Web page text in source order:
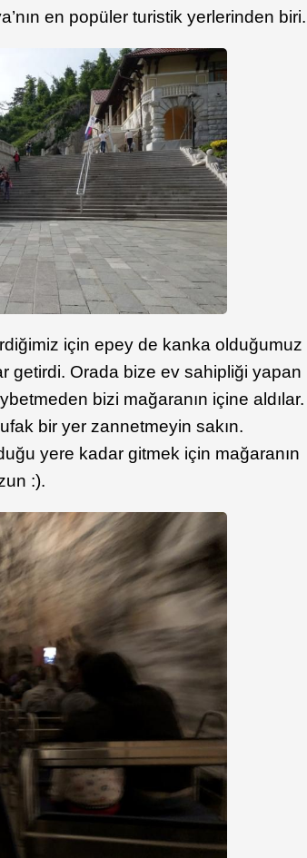
en popüler turistik yerlerinden biri.
için epey de kanka olduğumuz
getirdi. Orada bize ev sahipliği yapan
bizi mağaranın içine aldılar.
bir yer zannetmeyin sakın.
yere kadar gitmek için mağaranın
:).